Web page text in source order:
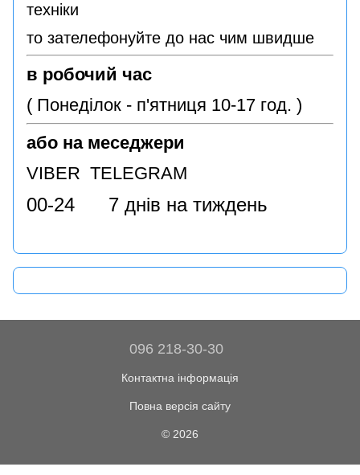
техніки
то зателефонуйте до нас чим швидше
в робочий час
( Понеділок - п'ятниця 10-17 год. )
або на меседжери
VIBER TELEGRAM
00-24 7 днів на тиждень
096 218-30-30
Контактна інформація
Повна версія сайту
© 2026